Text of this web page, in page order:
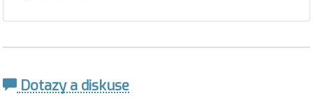
Dotazy a diskuse